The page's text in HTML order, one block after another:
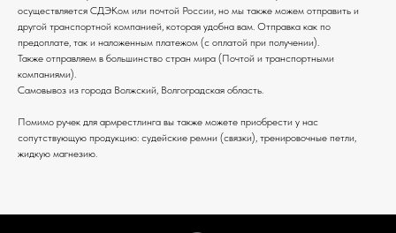
осуществляется СДЭКом или почтой России, но мы также можем отправить и
другой транспортной компанией, которая удобна вам. Отправка как по
предоплате, так и наложенным платежом (с оплатой при получении).
Также отправляем в большинство стран мира (Почтой и транспортными
компаниями).
Самовывоз из города Волжский, Волгоградская область.
Помимо ручек для армрестлинга вы также можете приобрести у нас
сопутствующую продукцию: судейские ремни (связки), тренировочные петли,
жидкую магнезию.